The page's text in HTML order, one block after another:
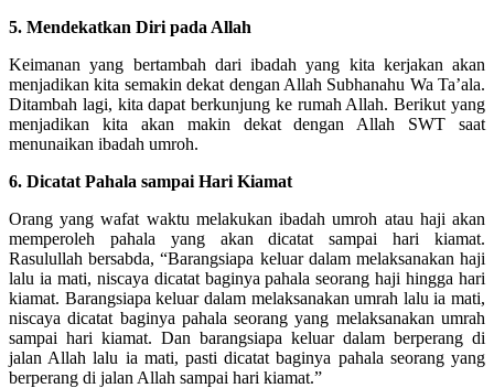
5. Mendekatkan Diri pada Allah
Keimanan yang bertambah dari ibadah yang kita kerjakan akan
menjadikan kita semakin dekat dengan Allah Subhanahu Wa Ta’ala.
Ditambah lagi, kita dapat berkunjung ke rumah Allah. Berikut yang
menjadikan kita akan makin dekat dengan Allah SWT saat
menunaikan ibadah umroh.
6. Dicatat Pahala sampai Hari Kiamat
Orang yang wafat waktu melakukan ibadah umroh atau haji akan
memperoleh pahala yang akan dicatat sampai hari kiamat.
Rasulullah bersabda, “Barangsiapa keluar dalam melaksanakan haji
lalu ia mati, niscaya dicatat baginya pahala seorang haji hingga hari
kiamat. Barangsiapa keluar dalam melaksanakan umrah lalu ia mati,
niscaya dicatat baginya pahala seorang yang melaksanakan umrah
sampai hari kiamat. Dan barangsiapa keluar dalam berperang di
jalan Allah lalu ia mati, pasti dicatat baginya pahala seorang yang
berperang di jalan Allah sampai hari kiamat.”